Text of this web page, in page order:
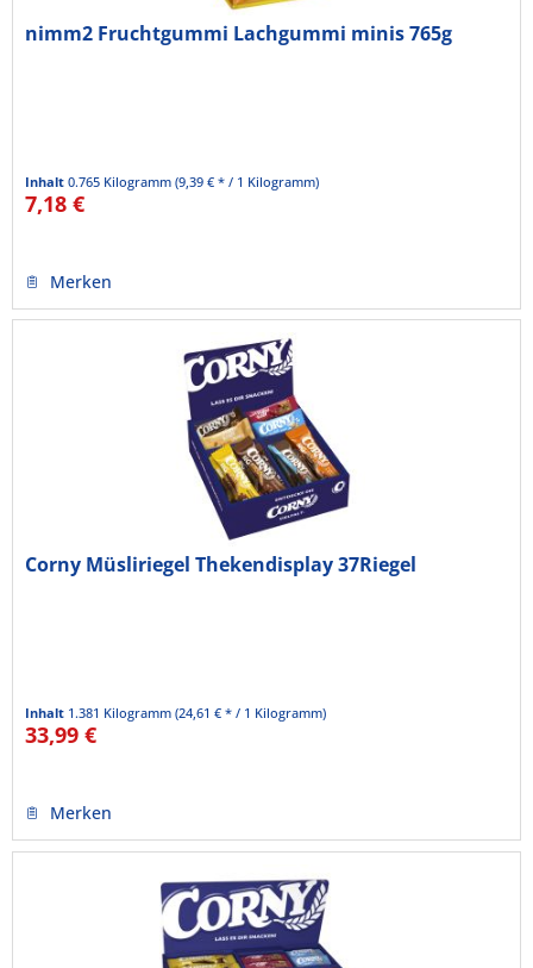
nimm2 Fruchtgummi Lachgummi minis 765g
Inhalt0.765 Kilogramm(9,39 € * / 1 Kilogramm)
7,18 €
Merken
Corny Müsliriegel Thekendisplay 37Riegel
Inhalt 1.381 Kilogramm(24,61 € * / 1 Kilogramm)
33,99 €
Merken